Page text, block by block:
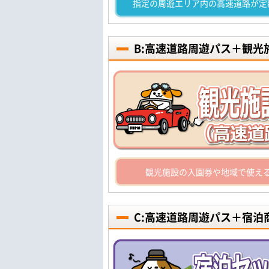
指定の周遊エリア内の高速道路が
B:高速道路周遊パス＋観
観光施設の入園券や地域で使え
C:高速道路周遊パス＋宿